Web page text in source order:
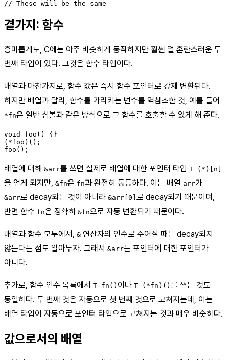
곁가지: 함수
흥미롭게도, C에는 아주 비슷하게 동작하지만 훨씬 덜 혼란스러운 두
번째 타입이 있다. 그것은 함수 타입이다.
배열과 마찬가지로, 함수 값은 즉시 함수 포인터로 강제 변환된다.
하지만 배열과 달리, 함수를 가리키는 변수를 역참조한 것, 예를 들어
*fn은 일반 심볼과 같은 방식으로 그 함수를 호출할 수 있게 해 준다.
void foo() {}
(*foo)();
배열에 대해 &arr를 쓰면 실제로 배열에 대한 포인터 타입 T (*)[n]
을 얻게 되지만, &fn은 fn과 완전히 동등하다. 이는 배열 arr가
&arr로 decay되는 것이 아니라 &arr[0] 로 decay되기 때문이며,
반면 함수 fn은 정확히 &fn으로 자동 변환되기 때문이다.
배열과 함수 모두에서, & 연산자의 인수로 주어질 때는 decay되지
않는다는 점도 알아두자. 그래서 &arr는 포인터에 대한 포인터가
아니다.
추가로, 함수 인수 목록에서 T fn() 이나 T (*fn)() 를 쓰는 것도
동일하다. 두 번째 것은 자동으로 첫 번째 것으로 고쳐지는데, 이는
배열 타입이 자동으로 포인터 타입으로 고쳐지는 것과 매우 비슷하다.
값으로서의 배열